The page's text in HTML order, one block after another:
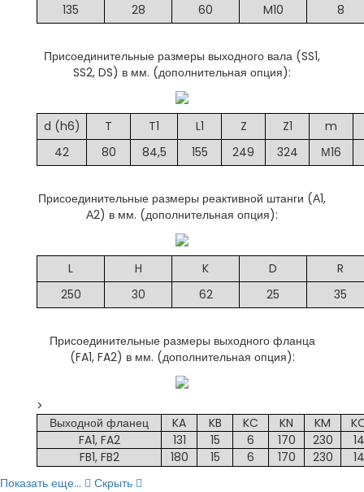
135
28 60 M10 8
Присоединительные размеры выходного вала (SS1,
SS2, DS) в мм. (дополнительная опция):
d (h6) T T1 L1 Z Z1
m
42
80 84,5 155 249 324 М16
Присоединительные размеры реактивной штанги (А1,
А2) в мм. (дополнительная опция):
L H K D
R
250
30 62 25 35
Присоединительные размеры выходного фланца
(FA1, FA2) в мм. (дополнительная опция):
>
Выходной фланец
KA KB KC KN KM
FA1, FA2
131 15 6 170 230
14
FB1, FB2
180 15 6 170 230
14
Показать еще...
Скрыть